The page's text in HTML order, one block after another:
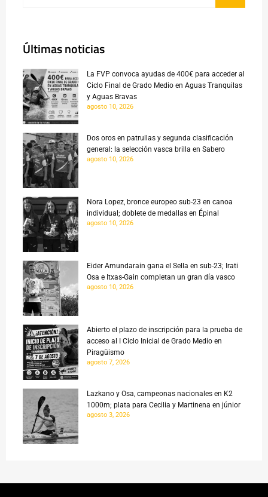
Últimas noticias
La FVP convoca ayudas de 400€ para acceder al
Ciclo Final de Grado Medio en Aguas Tranquilas
y Aguas Bravas
agosto 10, 2026
Dos oros en patrullas y segunda clasificación
general: la selección vasca brilla en Sabero
agosto 10, 2026
Nora Lopez, bronce europeo sub-23 en canoa
individual; doblete de medallas en Épinal
agosto 10, 2026
Eider Amundarain gana el Sella en sub-23; Irati
Osa e Itxas-Gain completan un gran día vasco
agosto 10, 2026
Abierto el plazo de inscripción para la prueba de
acceso al I Ciclo Inicial de Grado Medio en
Piragüismo
agosto 7, 2026
Lazkano y Osa, campeonas nacionales en K2
1000m; plata para Cecilia y Martinena en júnior
agosto 3, 2026